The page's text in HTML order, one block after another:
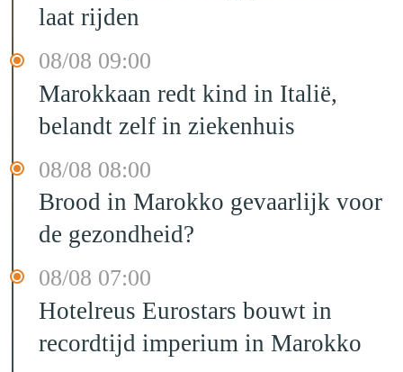
laat rijden
08/08 09:00
Marokkaan redt kind in Italië,
belandt zelf in ziekenhuis
08/08 08:00
Brood in Marokko gevaarlijk voor
de gezondheid?
08/08 07:00
Hotelreus Eurostars bouwt in
recordtijd imperium in Marokko